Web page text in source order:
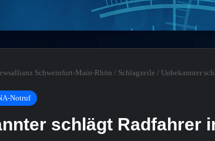
Schweinfurt-Main-Rhön / Schlagzeile / Unbekannter
Notruf
schlägt Radfahrer